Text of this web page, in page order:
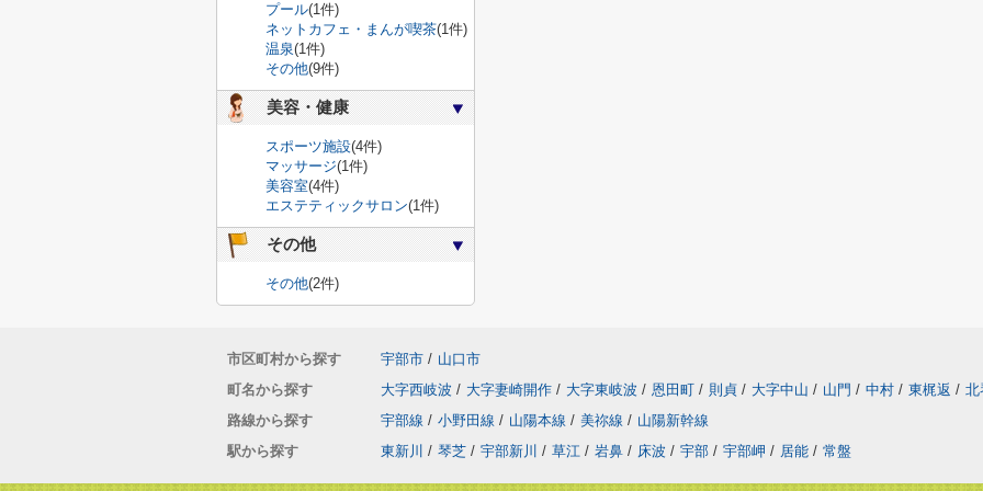
プール(1件)
ネットカフェ・まんが喫茶(1件)
温泉(1件)
その他(9件)
美容・健康
スポーツ施設(4件)
マッサージ(1件)
美容室(4件)
エステティックサロン(1件)
その他
その他(2件)
市区町村から探す 宇部市 / 山口市
町名から探す
大字西岐波 / 大字妻崎開作 / 大字東岐波 / 恩田町 / 則貞 / 大字中山 / 山門 / 中村 / 東梶返 / 北
路線から探す
宇部線 / 小野田線 / 山陽本線 / 美祢線 / 山陽新幹線
駅から探す
東新川 / 琴芝 / 宇部新川 / 草江 / 岩鼻 / 床波 / 宇部 / 宇部岬 / 居能 / 常盤